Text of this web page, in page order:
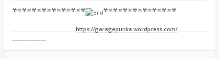
☢☠☢☠☢☠☢☠☢☠☢☠☢☠☢ ☢☠☢☠☢☠☢☠☢☠☢☠☢☠☢
https://garagepunka.wordpress.com/